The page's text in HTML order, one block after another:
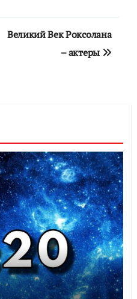
Великий Век Роксолана
– актеры